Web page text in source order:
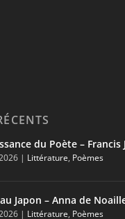
du Poète – Francis
| Littérature, Poèmes
Japon – Anna de
| Littérature, Poèmes